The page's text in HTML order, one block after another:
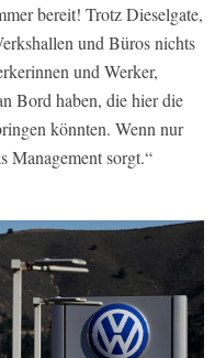
bereit! Trotz Dieselgate,
und Büros nichts
und Werker,
Bord haben, die hier die
könnten. Wenn nur
Management sorgt.“